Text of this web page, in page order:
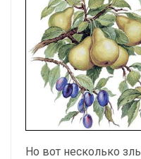
Но вот несколько